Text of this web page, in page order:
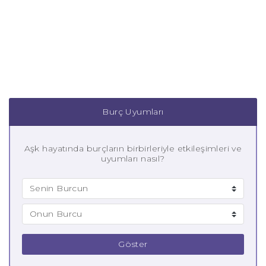
Burç Uyumları
Aşk hayatında burçların birbirleriyle etkileşimleri ve
uyumları nasıl?
Göster